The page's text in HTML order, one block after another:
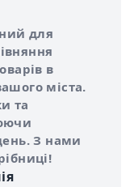
для
в
міста.
та
З нами